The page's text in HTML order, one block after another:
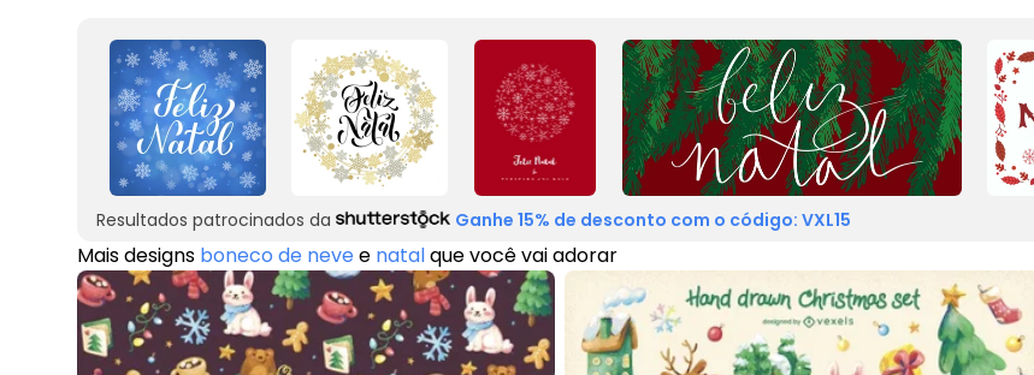
Resultados patrocinados da Ganhe 15% de desconto com o código: VXL15
Mais designs boneco de nevee natalque você vai adorar